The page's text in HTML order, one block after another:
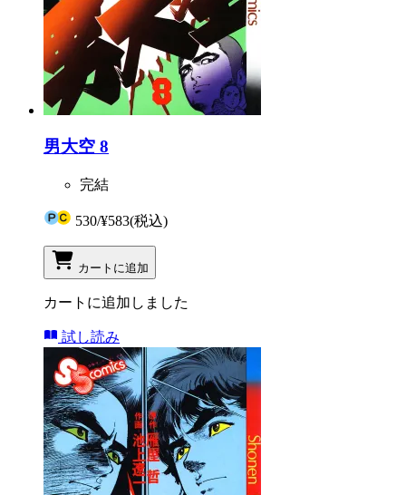
男大空 8
完結
530/¥583(税込)
カートに追加
カートに追加しました
試し読み